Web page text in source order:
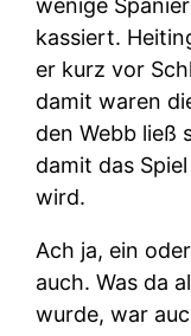
kassiert.
er kurz vor
damit waren
den Webb ließ
damit das
wird.
Ach ja, ein
auch. Was da
wurde, war